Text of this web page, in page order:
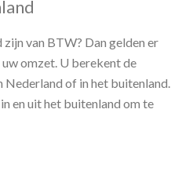
van BTW? Dan gelden er
omzet. U berekent de
of in het buitenland.
en uit het buitenland om te